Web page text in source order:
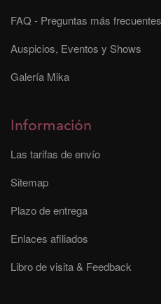
FAQ - Preguntas más frecuentes
Auspicios, Eventos y Shows
Galería Mika
Información
Las tarifas de envío
Sitemap
Plazo de entrega
Enlaces afiliados
Libro de visita & Feedback